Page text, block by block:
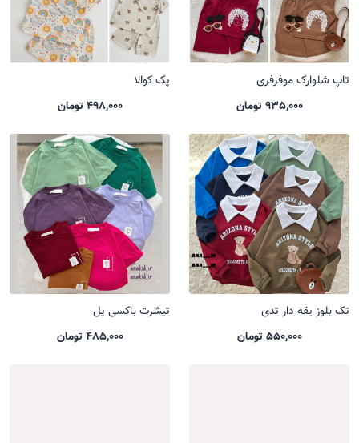
تاپ شلوارک موفرفری
935,000 تومان
پک کوالا
498,000 تومان
تک بلوز یقه دار تدی
550,000 تومان
تیشرت باکسی یل
485,000 تومان